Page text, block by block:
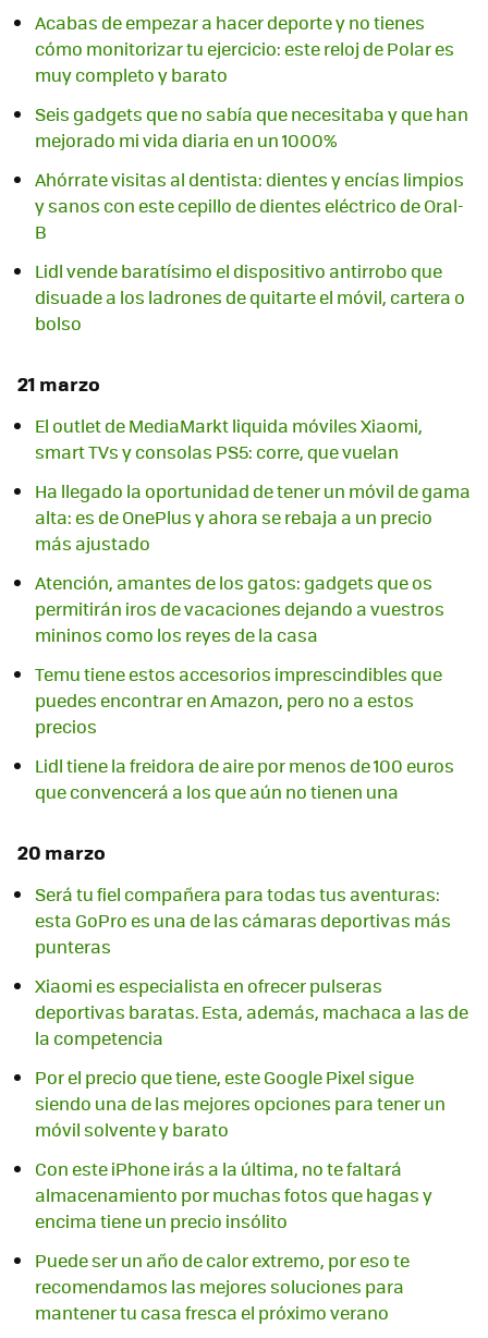
Acabas de empezar a hacer deporte y no tienes
cómo monitorizar tu ejercicio: este reloj de Polar es
muy completo y barato
Seis gadgets que no sabía que necesitaba y que han
mejorado mi vida diaria en un 1000%
Ahórrate visitas al dentista: dientes y encías limpios
y sanos con este cepillo de dientes eléctrico de Oral-
B
Lidl vende baratísimo el dispositivo antirrobo que
disuade a los ladrones de quitarte el móvil, cartera o
bolso
21 marzo
El outlet de MediaMarkt liquida móviles Xiaomi,
smart TVs y consolas PS5: corre, que vuelan
Ha llegado la oportunidad de tener un móvil de gama
alta: es de OnePlus y ahora se rebaja a un precio
más ajustado
Atención, amantes de los gatos: gadgets que os
permitirán iros de vacaciones dejando a vuestros
mininos como los reyes de la casa
Temu tiene estos accesorios imprescindibles que
puedes encontrar en Amazon, pero no a estos
precios
Lidl tiene la freidora de aire por menos de 100 euros
que convencerá a los que aún no tienen una
20 marzo
Será tu fiel compañera para todas tus aventuras:
esta GoPro es una de las cámaras deportivas más
punteras
Xiaomi es especialista en ofrecer pulseras
deportivas baratas. Esta, además, machaca a las de
la competencia
Por el precio que tiene, este Google Pixel sigue
siendo una de las mejores opciones para tener un
móvil solvente y barato
Con este iPhone irás a la última, no te faltará
almacenamiento por muchas fotos que hagas y
encima tiene un precio insólito
Puede ser un año de calor extremo, por eso te
recomendamos las mejores soluciones para
mantener tu casa fresca el próximo verano